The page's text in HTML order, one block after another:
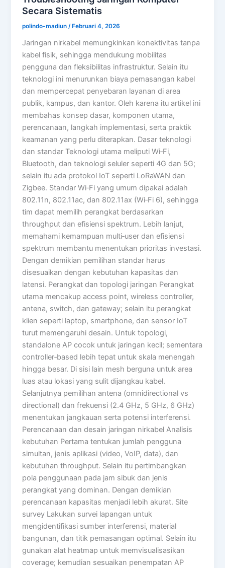
Secara Sistematis
polindo-madiun/ Februari 4, 2026
Jaringan nirkabel memungkinkan konektivitas tanpa
kabel fisik, sehingga mendukung mobilitas
pengguna dan fleksibilitas infrastruktur. Selain itu
teknologi ini menurunkan biaya pemasangan kabel
dan mempercepat penyebaran layanan di area
publik, kampus, dan kantor. Oleh karena itu artikel ini
membahas konsep dasar, komponen utama,
perencanaan, langkah implementasi, serta praktik
keamanan yang perlu diterapkan. Dasar teknologi
dan standar Teknologi utama meliputi Wi‑Fi,
Bluetooth, dan teknologi seluler seperti 4G dan 5G;
selain itu ada protokol IoT seperti LoRaWAN dan
Zigbee. Standar Wi‑Fi yang umum dipakai adalah
802.11n, 802.11ac, dan 802.11ax (Wi‑Fi 6), sehingga
tim dapat memilih perangkat berdasarkan
throughput dan efisiensi spektrum. Lebih lanjut,
memahami kemampuan multi‑user dan efisiensi
spektrum membantu menentukan prioritas investasi.
Dengan demikian pemilihan standar harus
disesuaikan dengan kebutuhan kapasitas dan
latensi. Perangkat dan topologi jaringan Perangkat
utama mencakup access point, wireless controller,
antena, switch, dan gateway; selain itu perangkat
klien seperti laptop, smartphone, dan sensor IoT
turut memengaruhi desain. Untuk topologi,
standalone AP cocok untuk jaringan kecil; sementara
controller‑based lebih tepat untuk skala menengah
hingga besar. Di sisi lain mesh berguna untuk area
luas atau lokasi yang sulit dijangkau kabel.
Selanjutnya pemilihan antena (omnidirectional vs
directional) dan frekuensi (2.4 GHz, 5 GHz, 6 GHz)
menentukan jangkauan serta potensi interferensi.
Perencanaan dan desain jaringan nirkabel Analisis
kebutuhan Pertama tentukan jumlah pengguna
simultan, jenis aplikasi (video, VoIP, data), dan
kebutuhan throughput. Selain itu pertimbangkan
pola penggunaan pada jam sibuk dan jenis
perangkat yang dominan. Dengan demikian
perencanaan kapasitas menjadi lebih akurat. Site
survey Lakukan survei lapangan untuk
mengidentifikasi sumber interferensi, material
bangunan, dan titik pemasangan optimal. Selain itu
gunakan alat heatmap untuk memvisualisasikan
coverage; kemudian sesuaikan penempatan AP